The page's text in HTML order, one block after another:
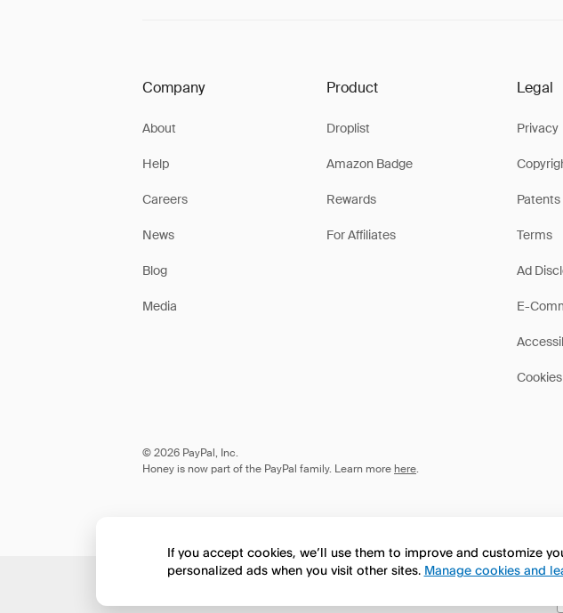
Company
About
Help
Careers
News
Blog
Media
Product
Droplist
Amazon Badge
Rewards
For Affiliates
Legal
Privacy
Patents
Terms
Ad
E-
Cookies
© 2026 PayPal, Inc.
Honey is now part of the PayPal family. Learn more here.
If you accept cookies, we’ll use them to improve and customize
personalized ads when you visit other sites. Manage cookies and